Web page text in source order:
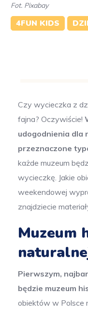
Fot. Pixabay
4FUN KIDS
Czy wycieczka z
fajna? Oczywiście!
udogodnienia dla
przeznaczone
każde muzeum
wycieczkę. Jakie
weekendowej
znajdziecie
Muzeum
Pierwszym,
będzie muzeum
obiektów w Polsce